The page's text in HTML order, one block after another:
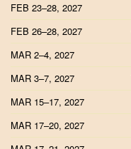
FEB 23–28, 2027
FEB 26–28, 2027
MAR 2–4, 2027
MAR 3–7, 2027
MAR 15–17, 2027
MAR 17–20, 2027